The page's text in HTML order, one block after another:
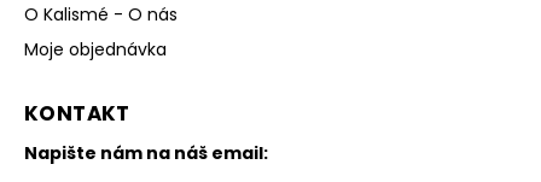
O Kalismé - O nás
Moje objednávka
KONTAKT
Napište nám na náš email: